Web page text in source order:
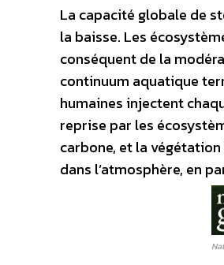
La capacité globale de
la baisse. Les
conséquent de la
continuum aquatique
humaines injectent
reprise par les
carbone, et la végétation
dans l’atmosphère, en